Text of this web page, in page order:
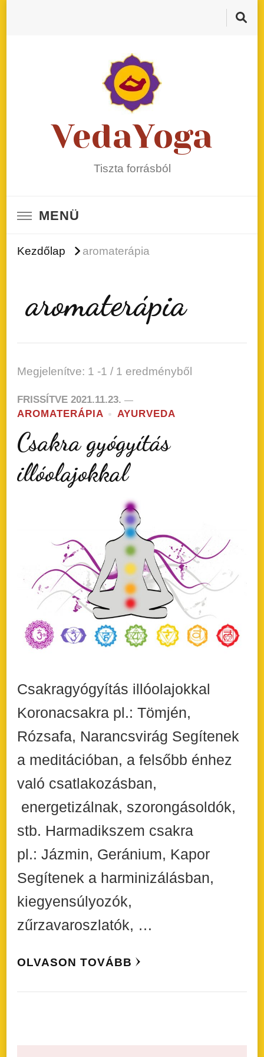
VedaYoga
Tiszta forrásból
MENÜ
Kezdőlap aromaterápia
aromaterápia
Megjelenítve: 1 -1 / 1 eredményből
FRISSÍTVE 2021.11.23.
AROMATERÁPIA
AYURVEDA
Csakra gyógyítás
illóolajokkal
Csakragyógyítás illóolajokkal
Koronacsakra pl.: Tömjén,
Rózsafa, Narancsvirág Segítenek
a meditációban, a felsőbb énhez
való csatlakozásban,
energetizálnak, szorongásoldók,
stb. Harmadikszem csakra
pl.: Jázmin, Geránium, Kapor
Segítenek a harminizálásban,
kiegyensúlyozók,
zűrzavaroszlatók, …
OLVASON TOVÁBB